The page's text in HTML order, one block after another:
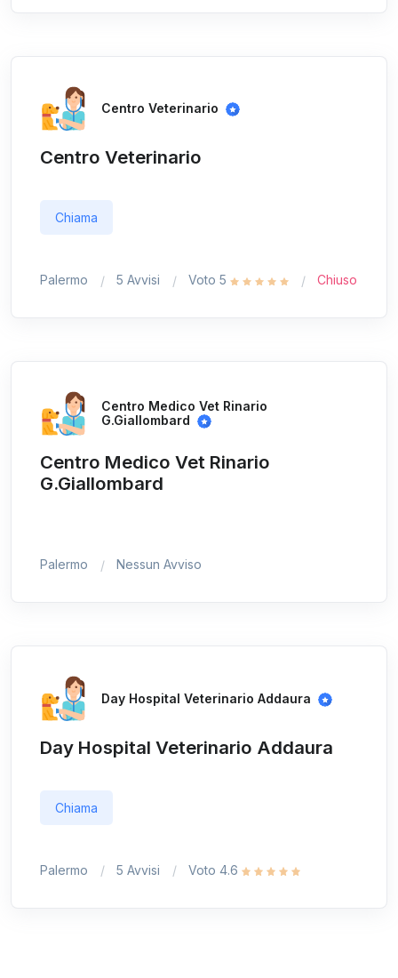
Centro Veterinario
Centro Veterinario
Chiama
Palermo 5 Avvisi Voto 5 Chiuso
Centro Medico Vet Rinario
G.Giallombard
Centro Medico Vet Rinario
G.Giallombard
Palermo Nessun Avviso
Day Hospital Veterinario Addaura
Day Hospital Veterinario Addaura
Chiama
Palermo 5 Avvisi Voto 4.6